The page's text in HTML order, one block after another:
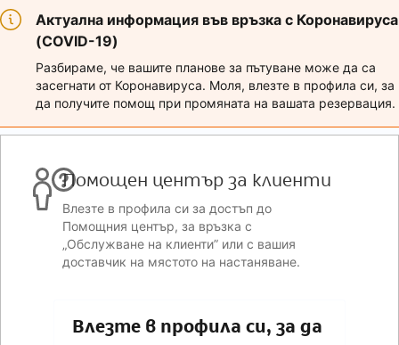
Актуална информация във връзка с Коронавируса
(COVID-19)
Разбираме, че вашите планове за пътуване може да са
засегнати от Коронавируса. Моля, влезте в профила си, за
да получите помощ при промяната на вашата резервация.
Помощен център за клиенти
Влезте в профила си за достъп до
Помощния център, за връзка с
„Обслужване на клиенти” или с вашия
доставчик на мястото на настаняване.
Влезте в профила си, за да